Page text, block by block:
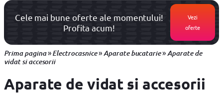
Cele mai bune oferte ale momentului!
Profita acum!
Vezi
oferte
Prima pagina»Electrocasnice»Aparate bucatarie»Aparate de
vidat si accesorii
Aparate de vidat si accesorii